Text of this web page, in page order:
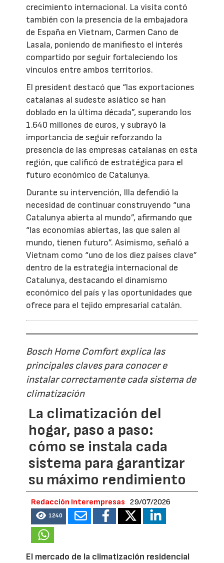
crecimiento internacional. La visita contó
también con la presencia de la embajadora
de España en Vietnam, Carmen Cano de
Lasala, poniendo de manifiesto el interés
compartido por seguir fortaleciendo los
vínculos entre ambos territorios.
El president destacó que “las exportaciones
catalanas al sudeste asiático se han
doblado en la última década”, superando los
1.640 millones de euros, y subrayó la
importancia de seguir reforzando la
presencia de las empresas catalanas en esta
región, que calificó de estratégica para el
futuro económico de Catalunya.
Durante su intervención, Illa defendió la
necesidad de continuar construyendo “una
Catalunya abierta al mundo”, afirmando que
“las economías abiertas, las que salen al
mundo, tienen futuro”. Asimismo, señaló a
Vietnam como “uno de los diez países clave”
dentro de la estrategia internacional de
Catalunya, destacando el dinamismo
económico del país y las oportunidades que
ofrece para el tejido empresarial catalán.
Bosch Home Comfort explica las
principales claves para conocer e
instalar correctamente cada sistema de
climatización
La climatización del
hogar, paso a paso:
cómo se instala cada
sistema para garantizar
su máximo rendimiento
Redacción Interempresas 29/07/2026
1240
El mercado de la climatización residencial